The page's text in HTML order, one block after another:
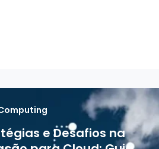
e Desafios na